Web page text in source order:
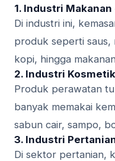
1. Industri Makanan
Di industri ini,
produk seperti saus,
kopi, hingga
2. Industri
Produk perawatan
banyak memakai
sabun cair, sampo,
3. Industri
Di sektor pertanian,